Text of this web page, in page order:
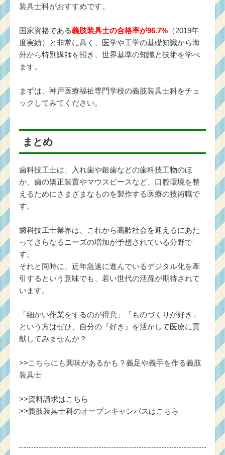
装具士科がおすすめです。
国家資格である義肢装具士の合格率が96.7% （2019年
度実績）と非常に高く、医学や工学の基礎知識から海
外から特別講師を招き、世界基準の知識と技術を学べ
ます。
まずは、神戸医療福祉専門学校の義肢装具士科をチェ
ックしてみてください。
まとめ
歯科技工士は、入れ歯や銀歯などの歯科技工物のほ
か、歯の矯正装置やマウスピースなど、口腔環境を整
えるためにさまざまなものを製作する医療の技術職で
す。
歯科技工士業界は、これから高齢社会を迎えるにあた
ってさらなるニーズの増加が予想されている分野で
す。
それと同時に、近年急速に進んでいるデジタル化を牽
引するという意味でも、若い世代の活躍が期待されて
います。
「細かい作業をするのが得意」「ものづくりが好き」
という方はぜひ、自分の『好き』を活かして医療に貢
献してみませんか？
>>こちらにも興味があるかも？義足や義手を作る義肢
装具士
>>資料請求はこちら
>>義肢装具士科のオープンキャンパスはこちら